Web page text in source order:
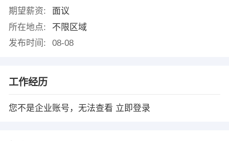
期望薪资:
面议
所在地点:
不限区域
发布时间:
08-08
工作经历
您不是企业账号，无法查看 立即登录